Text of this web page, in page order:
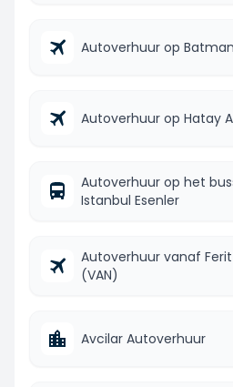
Autoverhuur op
Autoverhuur op Hatay
Autoverhuur op het
Istanbul Esenler
Autoverhuur vanaf
(VAN)
Avcilar Autoverhuur